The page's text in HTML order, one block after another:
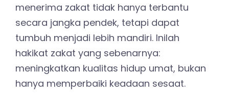
menerima zakat tidak hanya terbantu
secara jangka pendek, tetapi dapat
tumbuh menjadi lebih mandiri. Inilah
hakikat zakat yang sebenarnya:
meningkatkan kualitas hidup umat, bukan
hanya memperbaiki keadaan sesaat.